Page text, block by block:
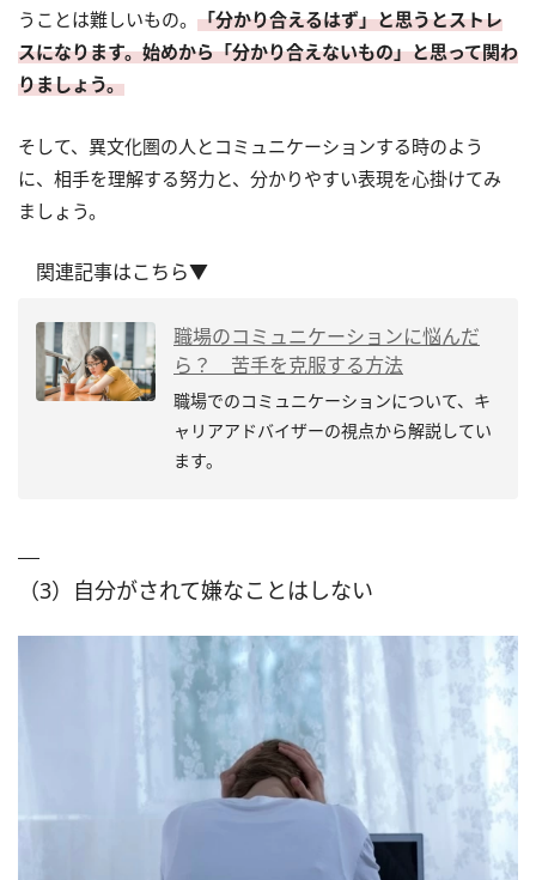
うことは難しいもの。 「分かり合えるはず」と思うとストレ
スになります。始めから「分かり合えないもの」と思って関わ
りましょう。
そして、異文化圏の人とコミュニケーションする時のよう
に、相手を理解する努力と、分かりやすい表現を心掛けてみ
ましょう。
関連記事はこちら▼
職場のコミュニケーションに悩んだ
ら？ 苦手を克服する方法
職場でのコミュニケーションについて、キ
ャリアアドバイザーの視点から解説してい
ます。
（3）自分がされて嫌なことはしない